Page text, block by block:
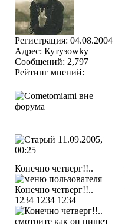
Регистрация: 04.08.2004
Адрес: Кутузоwky
Сообщений: 2,797
Рейтинг мнений:
11.09.2005,
00:25
Конечно четверг!!..
1234 1234 1234